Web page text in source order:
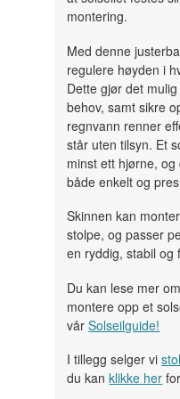
montering.
Med denne
regulere høyden i
Dette gjør det
behov, samt sikre
regnvann renner
står uten tilsyn. Et
minst ett hjørne,
både enkelt og
Skinnen kan
stolpe, og passer
en ryddig, stabil og
Du kan lese mer
montere opp et
vårSolseilguide!
I tillegg selger vi
du kanklikke her